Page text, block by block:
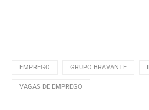
EMPREGO GRUPO BRAVANTE
VAGAS DE EMPREGO